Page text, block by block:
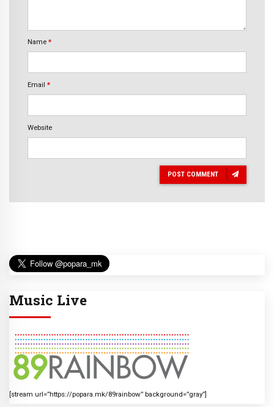
Name *
Email *
Website
POST COMMENT
Music Live
[stream url=”https://popara.mk/89rainbow” background=”gray”]